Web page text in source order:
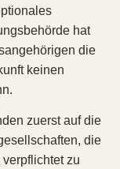
hat
die
keinen
zuerst auf die
die
zu